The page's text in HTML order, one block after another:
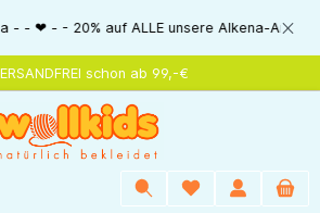
auf ALLE unsere Alkena-Artikel - -
schon ab 99,-€